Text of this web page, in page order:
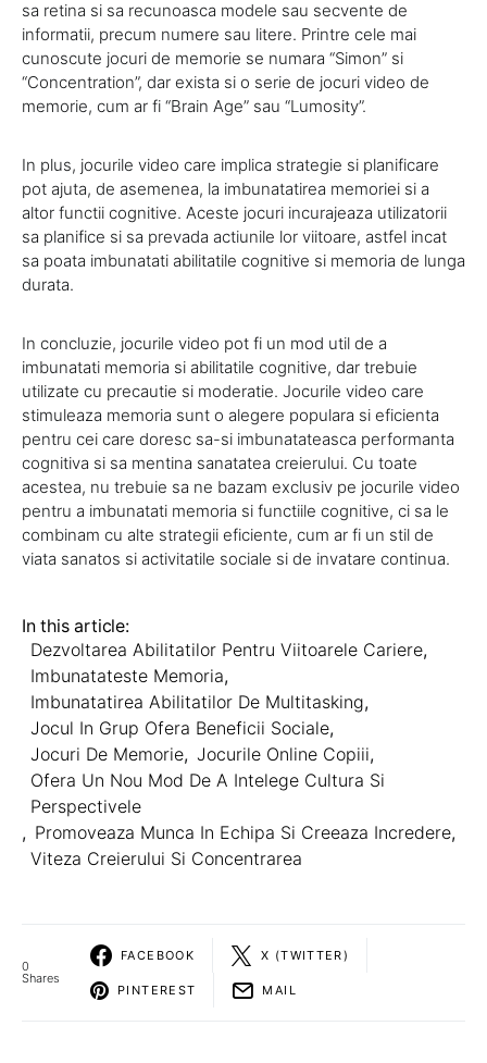
sa retina si sa recunoasca modele sau secvente de
informatii, precum numere sau litere. Printre cele mai
cunoscute jocuri de memorie se numara “Simon” si
“Concentration”, dar exista si o serie de jocuri video de
memorie, cum ar fi “Brain Age” sau “Lumosity”.
In plus, jocurile video care implica strategie si planificare
pot ajuta, de asemenea, la imbunatatirea memoriei si a
altor functii cognitive. Aceste jocuri incurajeaza utilizatorii
sa planifice si sa prevada actiunile lor viitoare, astfel incat
sa poata imbunatati abilitatile cognitive si memoria de lunga
durata.
In concluzie, jocurile video pot fi un mod util de a
imbunatati memoria si abilitatile cognitive, dar trebuie
utilizate cu precautie si moderatie. Jocurile video care
stimuleaza memoria sunt o alegere populara si eficienta
pentru cei care doresc sa-si imbunatateasca performanta
cognitiva si sa mentina sanatatea creierului. Cu toate
acestea, nu trebuie sa ne bazam exclusiv pe jocurile video
pentru a imbunatati memoria si functiile cognitive, ci sa le
combinam cu alte strategii eficiente, cum ar fi un stil de
viata sanatos si activitatile sociale si de invatare continua.
In this article:
Dezvoltarea Abilitatilor Pentru Viitoarele Cariere,
Imbunatateste Memoria,
Imbunatatirea Abilitatilor De Multitasking,
Jocul In Grup Ofera Beneficii Sociale,
Jocuri De Memorie, Jocurile Online Copiii,
Ofera Un Nou Mod De A Intelege Cultura Si
Perspectivele
, Promoveaza Munca In Echipa Si Creeaza Incredere,
Viteza Creierului Si Concentrarea
0
Shares
FACEBOOK X (TWITTER)
PINTEREST MAIL